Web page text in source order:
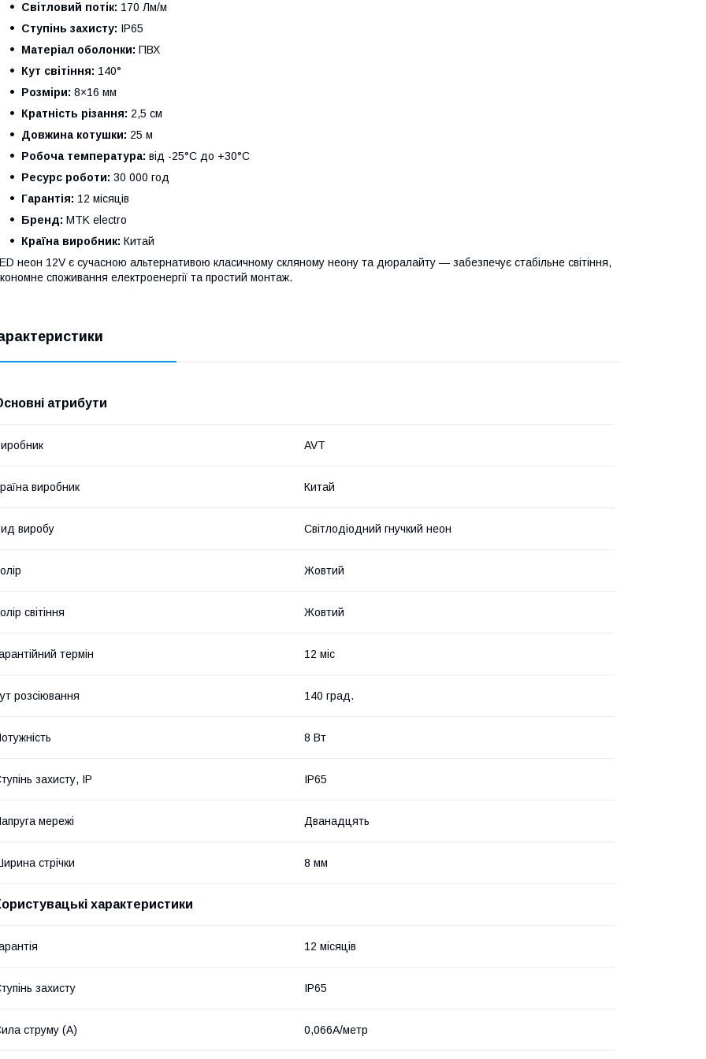
Світловий потік: 170 Лм/м
Ступінь захисту: IP65
Матеріал оболонки: ПВХ
Кут світіння: 140°
Розміри: 8×16 мм
Кратність різання: 2,5 см
Довжина котушки: 25 м
Робоча температура: від -25°C до +30°C
Ресурс роботи: 30 000 год
Гарантія: 12 місяців
Бренд: MTK electro
Країна виробник: Китай
неон 12V є сучасною альтернативою класичному скляному неону та дюралайту — забезпечує стабільне світіння,
споживання електроенергії та простий монтаж.
атрибути
AVT
виробник Китай
виробу Світлодіодний гнучкий неон
Жовтий
світіння Жовтий
термін 12 міс
розсіювання 140 град.
8 Вт
захисту, IP IP65
мережі Дванадцять
стрічки 8 мм
характеристики
12 місяців
захисту IP65
струму (А) 0,066А/метр